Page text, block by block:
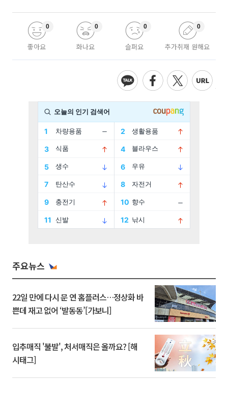
좋아요
0
화나요
0
슬퍼요
0
추가취재 원해요
0
주요뉴스
22일 만에 다시 문 연 홈플러스…정상화 바
쁜데 재고 없어 ‘발동동’[가보니]
입추매직 '불발', 처서매직은 올까요? [해
시태그]